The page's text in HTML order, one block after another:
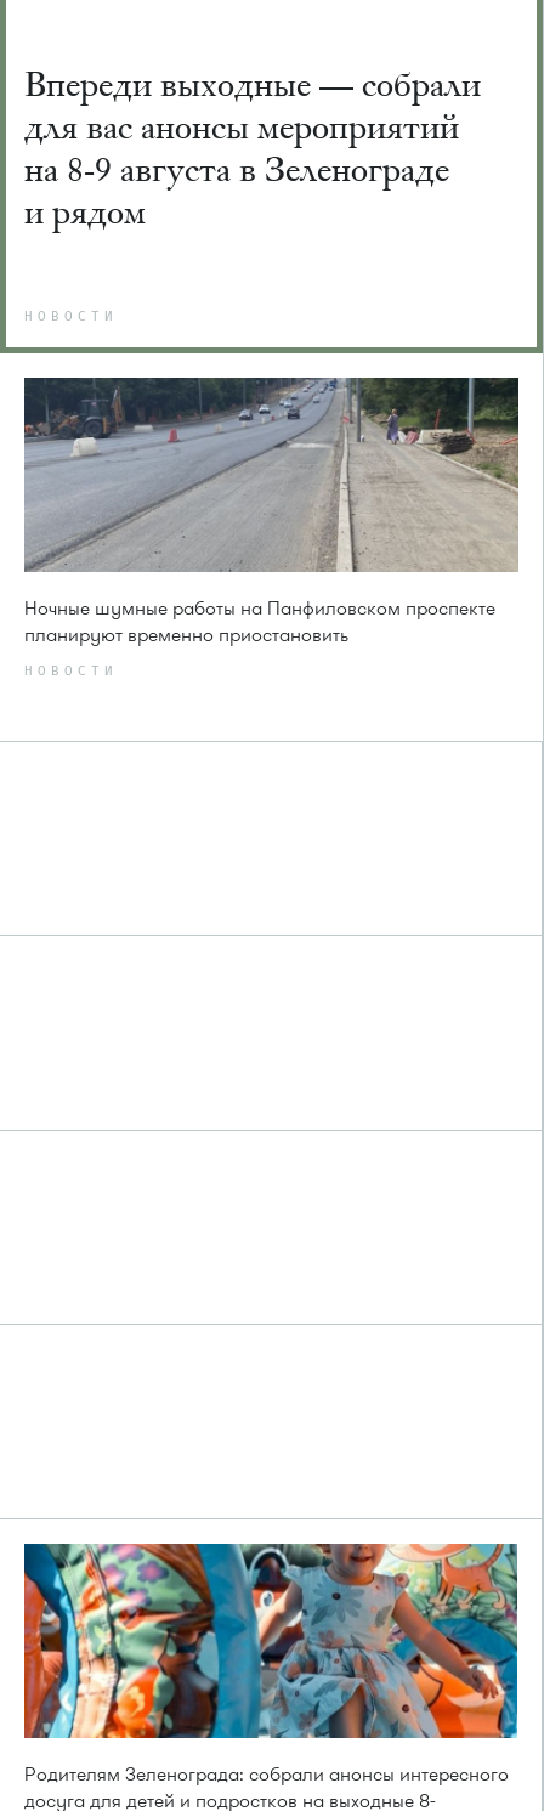
Впереди выходные — собрали
для вас анонсы мероприятий
на 8-9 августа в Зеленограде
и рядом
НОВОСТИ
Ночные шумные работы на Панфиловском проспекте
планируют временно приостановить
НОВОСТИ
Родителям Зеленограда: собрали анонсы интересного
досуга для детей и подростков на выходные 8-